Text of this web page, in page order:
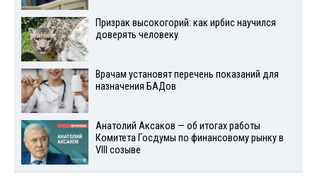
Призрак высокогорий: как ирбис научился
доверять человеку
Врачам установят перечень показаний для
назначения БАДов
Анатолий Аксаков — об итогах работы
Комитета Госдумы по финансовому рынку в
VIII созыве